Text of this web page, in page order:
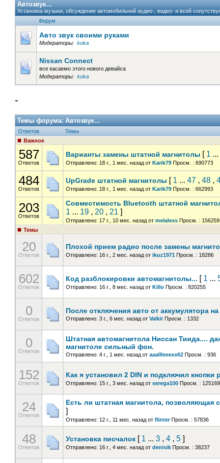
Автозвук...
Установка музыки, обсуждение автомобильной аудио-, видео- и всей
Форум
Авто звук своими руками
Модераторы: koka
Nissan Connect
все касаемо этого нового девайса
Модераторы: koka
Темы форума:Автозвук...
Ответов
Темы
Важное
587
Ответов
Варианты замены штатной магнитолы [ 1 ...
Отправлено: 18 г., 1 мес. назад от Karik79 Просм. : 690773
484
Ответов
UpGrade штатной магнитолы [ 1 ... 47 , 48 ,
Отправлено: 18 г., 1 мес. назад от Karik79 Просм. : 662993
203
Ответов
Совместимость Bluetooth штатной
1 ... 19 , 20 , 21 ]
Отправлено: 17 г., 10 мес. назад от melalexs Просм. : 156259
Темы
20
Ответов
Плохой прием радио после замены
Отправлено: 16 г., 2 мес. назад от ikuz1971 Просм. : 18286
602
Ответов
Код разблокировки автомагнитолы... [ 1 ...
Отправлено: 16 г., 8 мес. назад от Killo Просм. : 820255
0
Ответов
После отключения авто от аккумулятора
Отправлено: 3 г., 6 мес. назад от Valkir Просм. : 1332
0
Ответов
Штатная автомагнитола Ниссан Тиида....
магнитоле сильный фон.
Отправлено: 4 г., 1 мес. назад от aaallleeexx62 Просм. : 936
152
Ответов
Как я установил 2 DIN и подключил кнопки
Отправлено: 15 г., 3 мес. назад от serega100 Просм. : 125169
24
Ответов
Есть ли штатная магнитола, позволяющая
]
Отправлено: 12 г., 11 мес. назад от flinter Просм. : 57836
48
Ответов
Установка писчалок [ 1 ... 3 , 4 , 5 ]
Отправлено: 16 г., 4 мес. назад от denisik Просм. : 38237